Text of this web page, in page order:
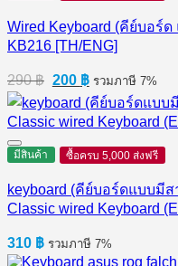
Wired Keyboard (คีย์บอร์
KB216 [TH/ENG]
290฿ Original
price
was:
290 ฿.
200 ฿Current
price
is:
200 ฿.
รวมภาษี 7%
มีสินค้า ซื้อครบ 5,000 ส่งฟรี
keyboard (คีย์บอร์ดแบบมีส
Classic wired Keyboard
310 ฿ รวมภาษี 7%